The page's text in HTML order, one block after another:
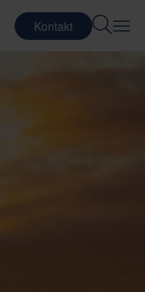
Kontakt